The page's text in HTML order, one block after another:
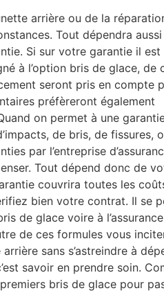
arrière ou de la
Tout dépendra
Si sur votre garantie il est
à l’option bris de glace, de
seront pris en compte
préfèreront également
on permet à une
de bris, de fissures,
par l’entreprise
Tout dépend donc de
couvrira toutes les
bien votre contrat. Il se
de glace voire à l’assurance
de ces formules vous
sans s’astreindre à
savoir en prendre soin.
bris de glace pour